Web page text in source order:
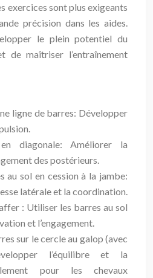
exercices sont plus exigeants
précision dans les aides.
le plein potentiel du
de maîtriser l’entraînement
ligne de barres: Développer
diagonale: Améliorer la
des postérieurs.
au sol en cession à la jambe:
latérale et la coordination.
: Utiliser les barres au sol
et l’engagement.
sur le cercle au galop (avec
l’équilibre et la
pour les chevaux